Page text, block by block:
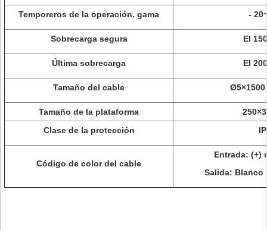
Temporeros de la operación. gama -
Sobrecarga segura El
Última sobrecarga El
Tamaño del cable
Tamaño de la plataforma
Clase de la protección
Código de color del cable
Entrada: (+)
Salida: Blanco